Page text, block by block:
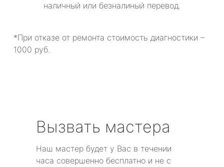
наличный или безналиный перевод.
*При отказе от ремонта стоимость диагностики –
1000 руб.
Вызвать мастера
Наш мастер будет у Вас в течении
часа совершенно бесплатно и не с